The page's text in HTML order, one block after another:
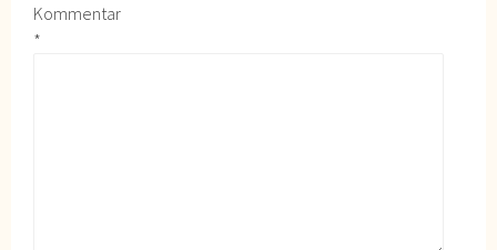
Kommentar
*